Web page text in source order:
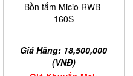
Bồn tắm Micio RWB-
160S
Giá Hãng: 18,500,000
(VNĐ)